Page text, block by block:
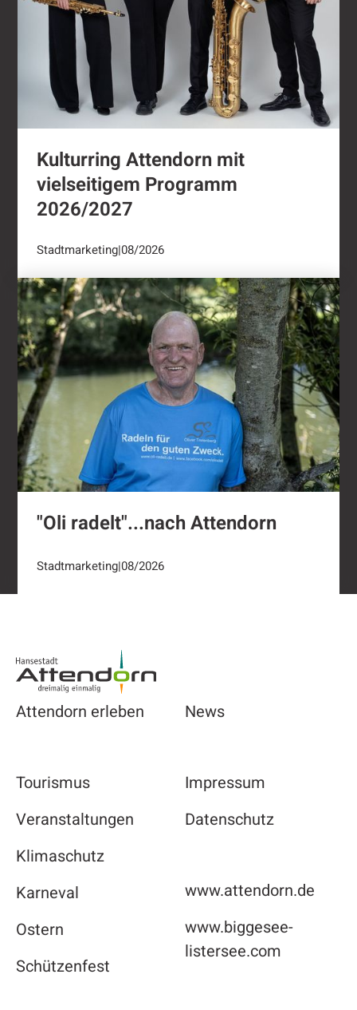
Kulturring Attendorn mit
vielseitigem Programm
2026/2027
Stadtmarketing|08/2026
"Oli radelt"...nach Attendorn
"Oli radelt"...nach Attendorn
Stadtmarketing|08/2026
Attendorn erleben
Tourismus
Veranstaltungen
Klimaschutz
Karneval
Ostern
Schützenfest
News
Impressum
Datenschutz
www.attendorn.de
www.biggesee-
listersee.com